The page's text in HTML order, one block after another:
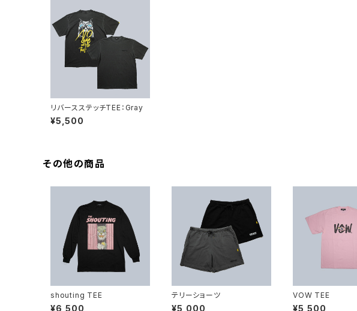
リバースステッチTEE：Gray
¥5,500
その他の商品
shouting TEE
¥6,500
テリーショーツ
¥5,000
VOW TEE
¥5,500